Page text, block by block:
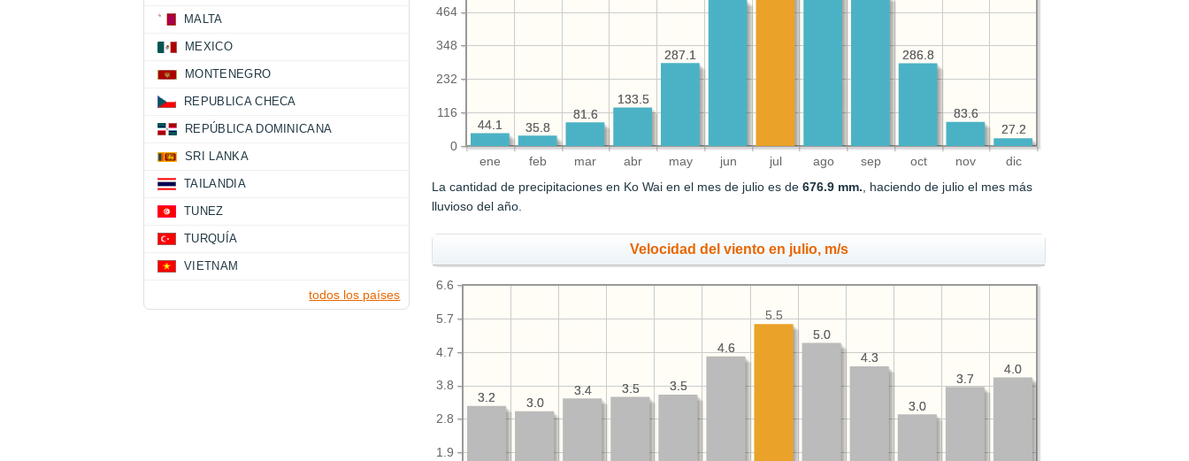
ene feb mar abr may jun jul ago sep oct nov dic
0
116
232
348
464
27.2
83.6
286.8
287.1
133.5
81.6
35.8
44.1 27.2
83.6
286.8
287.1
133.5
81.6
35.8
44.1
La cantidad de precipitaciones en Ko Wai en el mes de julio es de676.9 mm., haciendo de julio el mes más
lluvioso del año.
Velocidad del viento en julio, m/s
1.9
2.8
3.8
4.7
5.7
6.6
4.0
3.7
3.0
4.3
5.0
4.6
3.5
3.5
3.4
3.0
3.2
4.0
3.7
3.0
4.3
5.0
5.5
4.6
3.5
3.5
3.4
3.0
3.2
MALTA
MEXICO
MONTENEGRO
REPUBLICA CHECA
REPÚBLICA DOMINICANA
SRI LANKA
TAILANDIA
TUNEZ
TURQUÍA
VIETNAM
todos los países